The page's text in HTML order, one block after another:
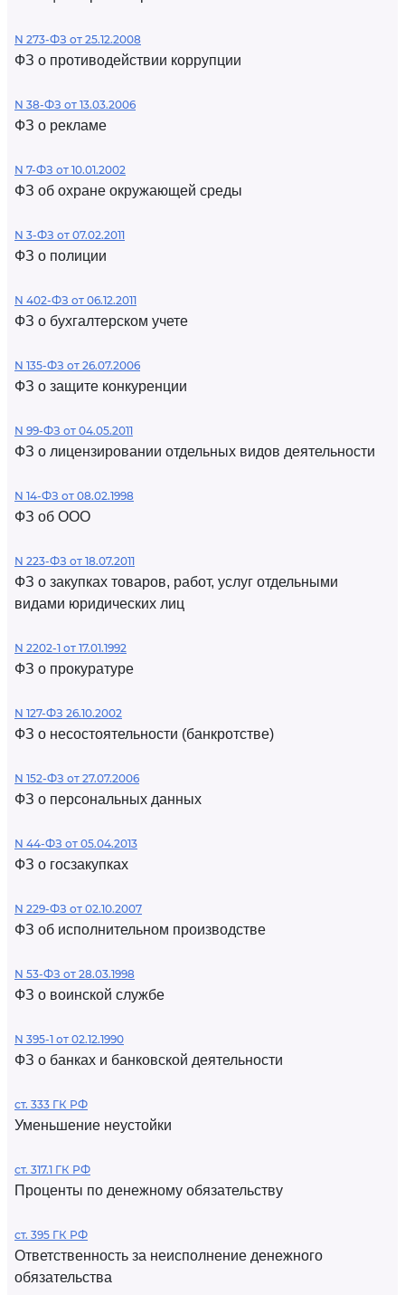
N 273-ФЗ от 25.12.2008
ФЗ о противодействии коррупции
N 38-ФЗ от 13.03.2006
ФЗ о рекламе
N 7-ФЗ от 10.01.2002
ФЗ об охране окружающей среды
N 3-ФЗ от 07.02.2011
ФЗ о полиции
N 402-ФЗ от 06.12.2011
ФЗ о бухгалтерском учете
N 135-ФЗ от 26.07.2006
ФЗ о защите конкуренции
N 99-ФЗ от 04.05.2011
ФЗ о лицензировании отдельных видов деятельности
N 14-ФЗ от 08.02.1998
ФЗ об ООО
N 223-ФЗ от 18.07.2011
ФЗ о закупках товаров, работ, услуг отдельными
видами юридических лиц
N 2202-1 от 17.01.1992
ФЗ о прокуратуре
N 127-ФЗ 26.10.2002
ФЗ о несостоятельности (банкротстве)
N 152-ФЗ от 27.07.2006
ФЗ о персональных данных
N 44-ФЗ от 05.04.2013
ФЗ о госзакупках
N 229-ФЗ от 02.10.2007
ФЗ об исполнительном производстве
N 53-ФЗ от 28.03.1998
ФЗ о воинской службе
N 395-1 от 02.12.1990
ФЗ о банках и банковской деятельности
ст. 333 ГК РФ
Уменьшение неустойки
ст. 317.1 ГК РФ
Проценты по денежному обязательству
ст. 395 ГК РФ
Ответственность за неисполнение денежного
обязательства